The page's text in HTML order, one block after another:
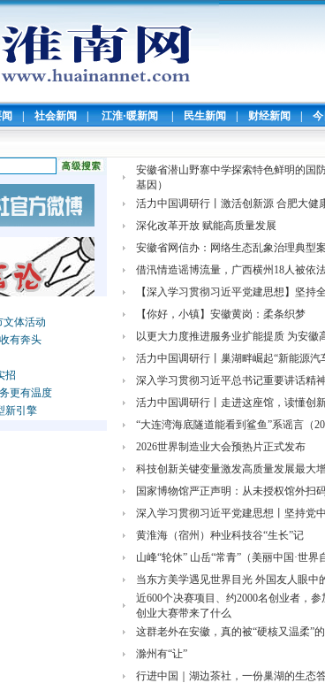
| 社会新闻 | 江淮·暖新闻 | 民生新闻 | 财经新闻 | 今
文体活动
有奔头
招
更有温度
新引擎
安徽省潜山野寨中学探索特色鲜明的国
基因）
活力中国调研行丨激活创新源 合肥大健
深化改革开放 赋能高质量发展
安徽省网信办：网络生态乱象治理典型
借汛情造谣博流量，广西横州18人被依法
【深入学习贯彻习近平党建思想】坚持
【你好，小镇】安徽黄岗：柔条织梦
以更大力度推进服务业扩能提质 为安徽
活力中国调研行丨巢湖畔崛起“新能源汽
深入学习贯彻习近平总书记重要讲话精
活力中国调研行丨走进这座馆，读懂创
“大连湾海底隧道能看到鲨鱼”系谣言（
2026世界制造业大会预热片正式发布
科技创新关键变量激发高质量发展最大
国家博物馆严正声明：从未授权馆外扫码
深入学习贯彻习近平党建思想丨坚持党
黄淮海（宿州）种业科技谷“生长”记
山峰“轮休” 山岳“常青”（美丽中国·世界
当东方美学遇见世界目光 外国友人眼中
近600个决赛项目、约2000名创业者，
创业大赛带来了什么
这群老外在安徽，真的被“硬核又温柔”
滁州有“让”
行进中国｜湖边茶社，一份巢湖的生态